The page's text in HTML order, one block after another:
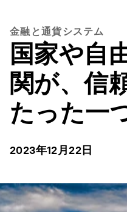
金融と通貨システム
国家や自
関が、信
たった一
2023年12月22日